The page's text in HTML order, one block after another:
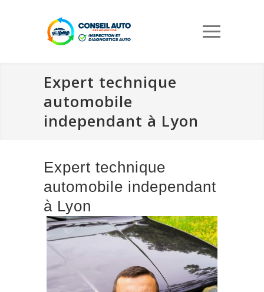
Expert technique
automobile
independant à Lyon
Expert technique
automobile independant
à Lyon